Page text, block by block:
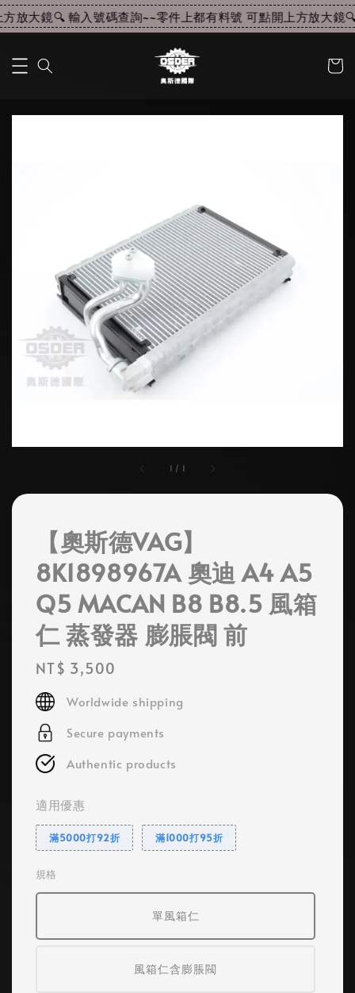
放大鏡🔍 輸入號碼查詢~~零件上都有料號 可點開上方放大鏡
1 / 1
【奧斯德VAG】
8K1898967A 奧迪 A4 A5
Q5 MACAN B8 B8.5 風箱
仁 蒸發器 膨脹閥 前
Regular
price
NT$ 3,500
Worldwide shipping
Secure payments
Authentic products
適用優惠
滿5000打92折 滿1000打95折
規格
單風箱仁
風箱仁含膨脹閥